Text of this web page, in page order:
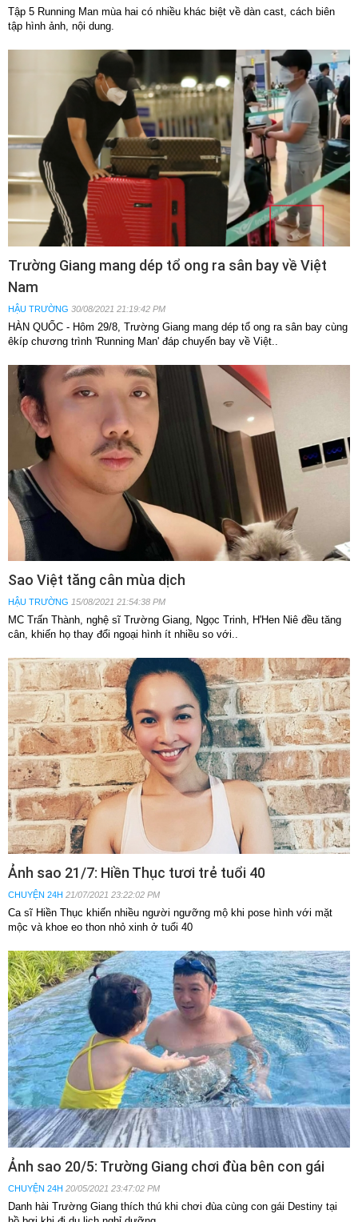
Tập 5 Running Man mùa hai có nhiều khác biệt về dàn cast, cách biên
tập hình ảnh, nội dung.
Trường Giang mang dép tổ ong ra sân bay về Việt
Nam
HẬU TRƯỜNG 30/08/2021 21:19:42 PM
HÀN QUỐC - Hôm 29/8, Trường Giang mang dép tổ ong ra sân bay cùng
êkíp chương trình 'Running Man' đáp chuyến bay về Việt..
Sao Việt tăng cân mùa dịch
HẬU TRƯỜNG 15/08/2021 21:54:38 PM
MC Trấn Thành, nghệ sĩ Trường Giang, Ngọc Trinh, H'Hen Niê đều tăng
cân, khiến họ thay đổi ngoại hình ít nhiều so với..
Ảnh sao 21/7: Hiền Thục tươi trẻ tuổi 40
CHUYỆN 24H 21/07/2021 23:22:02 PM
Ca sĩ Hiền Thục khiến nhiều người ngưỡng mộ khi pose hình với mặt
mộc và khoe eo thon nhỏ xinh ở tuổi 40
Ảnh sao 20/5: Trường Giang chơi đùa bên con gái
CHUYỆN 24H 20/05/2021 23:47:02 PM
Danh hài Trường Giang thích thú khi chơi đùa cùng con gái Destiny tại